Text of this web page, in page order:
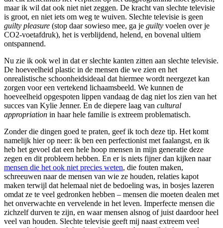
maar ik wil dat ook niet niet zeggen. De kracht van slechte televisie
is groot, en niet iets om weg te wuiven. Slechte televisie is geen
guilty pleasure (stop daar sowieso mee, ga je guilty voelen over je
CO2-voetafdruk), het is verblijdend, helend, en bovenal ultiem
ontspannend.
Nu zie ik ook wel in dat er slechte kanten zitten aan slechte televisie.
De hoeveelheid plastic in de mensen die we zien en het
onrealistische schoonheidsideaal dat hiermee wordt neergezet kan
zorgen voor een vertekend lichaamsbeeld. We kunnen de
hoeveelheid opgespoten lippen vandaag de dag niet los zien van het
succes van Kylie Jenner. En de diepere laag van cultural
appropriation in haar hele familie is extreem problematisch.
Zonder die dingen goed te praten, geef ik toch deze tip. Het komt
namelijk hier op neer: ik ben een perfectionist met faalangst, en ik
heb het gevoel dat een hele hoop mensen in mijn generatie deze
zegen en dit probleem hebben. En er is niets fijner dan kijken naar
mensen die het ook niet precies weten, die fouten maken,
schreeuwen naar de mensen van wie ze houden, relaties kapot
maken terwijl dat helemaal niet de bedoeling was, in bosjes lazeren
omdat ze te veel gedronken hebben – mensen die moeten dealen met
het onverwachte en vervelende in het leven. Imperfecte mensen die
zichzelf durven te zijn, en waar mensen alsnog of juist daardoor heel
veel van houden. Slechte televisie geeft mij naast extreem veel